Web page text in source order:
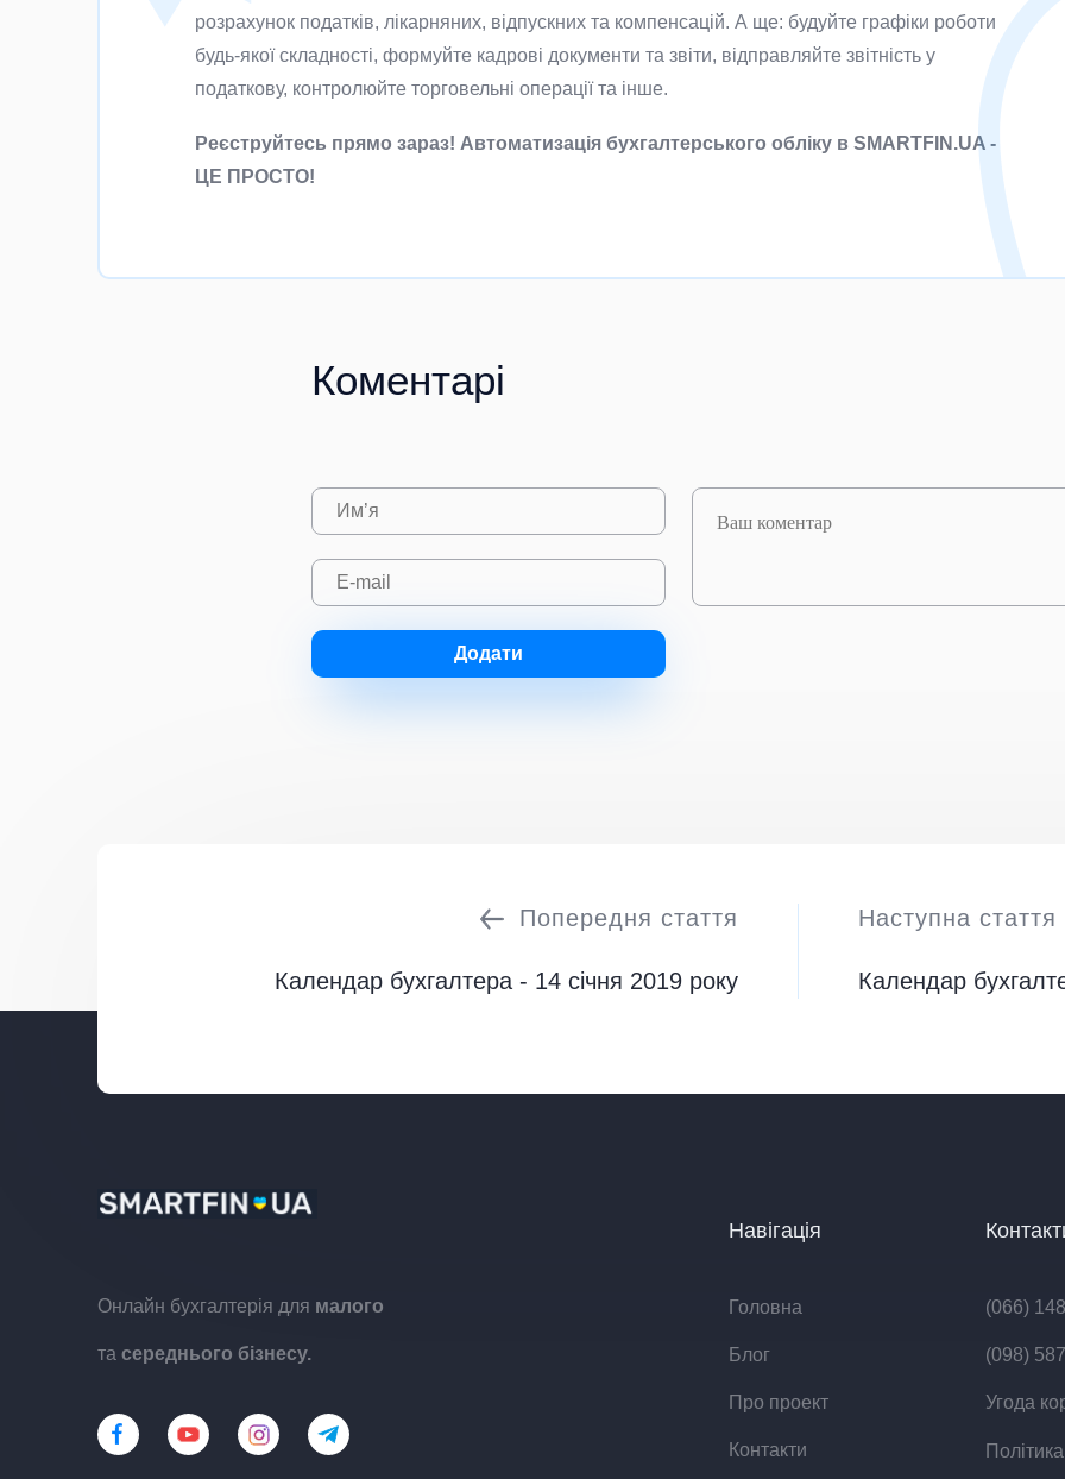
розрахунок податків, лікарняних, відпускних та компенсацій. А ще: будуйте графіки роботи
будь-якої складності, формуйте кадрові документи та звіти, відправляйте звітність у
податкову, контролюйте торговельні операції та інше.
Реєструйтесь прямо зараз! Автоматизація бухгалтерського обліку в SMARTFIN.UA -
ЦЕ ПРОСТО!
Коментарі
Додати
Попередня стаття
Календар бухгалтера - 14 січня 2019 року
Наступна стаття
Календар
Онлайн бухгалтерія для малого
та середнього бізнесу.
Навігація
Головна
Блог
Про проект
Контакти
(066)
(098)
Угода